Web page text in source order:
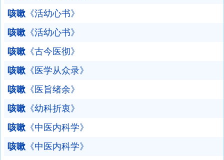
咳嗽 《活幼心书》
咳嗽 《活幼心书》
咳嗽 《古今医彻》
咳嗽 《医学从众录》
咳嗽 《医旨绪余》
咳嗽 《幼科折衷》
咳嗽 《中医内科学》
咳嗽 《中医内科学》